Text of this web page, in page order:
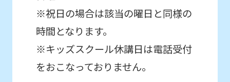
※祝日の場合は該当の曜日と同様の
時間となります。
※キッズスクール休講日は電話受付
をおこなっておりません。